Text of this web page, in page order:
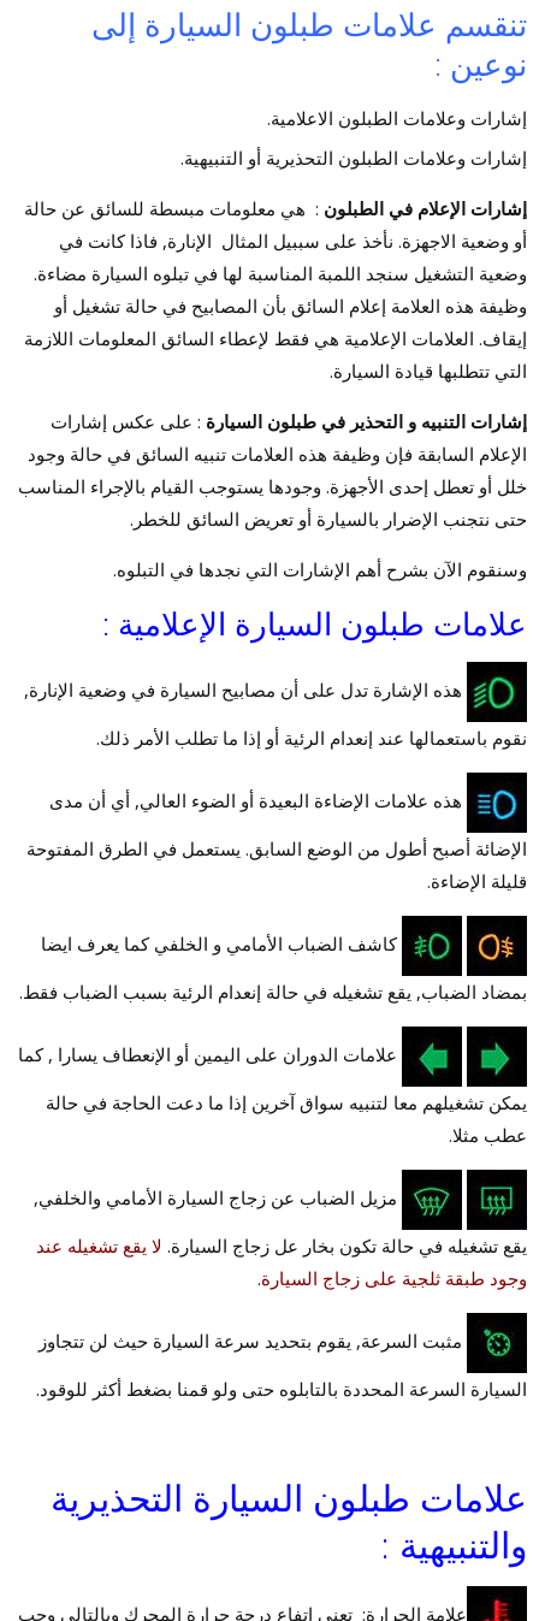
تنقسم علامات طبلون السيارة إلى
نوعين :
إشارات وعلامات الطبلون الاعلامية.
إشارات وعلامات الطبلون التحذيرية أو التنبيهية.
إشارات الإعلام في الطبلون : هي معلومات مبسطة للسائق عن حالة
أو وضعية الاجهزة. نأخذ على سببيل المثال الإنارة, فاذا كانت في
وضعية التشغيل سنجد اللمبة المناسبة لها في تبلوه السيارة مضاءة.
وظيفة هذه العلامة إعلام السائق بأن المصابيح في حالة تشغيل أو
إيقاف. العلامات الإعلامية هي فقط لإعطاء السائق المعلومات اللازمة
التي تتطلبها قيادة السيارة.
إشارات التنبيه و التحذير في طبلون السيارة : على عكس إشارات
الإعلام السابقة فإن وظيفة هذه العلامات تنبيه السائق في حالة وجود
خلل أو تعطل إحدى الأجهزة. وجودها يستوجب القيام بالإجراء المناسب
حتى نتجنب الإضرار بالسيارة أو تعريض السائق للخطر.
وسنقوم الآن بشرح أهم الإشارات التي نجدها في التبلوه.
علامات طبلون السيارة الإعلامية :
هذه الإشارة تدل على أن مصابيح السيارة في وضعية الإنارة,
نقوم باستعمالها عند إنعدام الرئية أو إذا ما تطلب الأمر ذلك.
هذه علامات الإضاءة البعيدة أو الضوء العالي, أي أن مدى
الإضائة أصبح أطول من الوضع السابق. يستعمل في الطرق المفتوحة
قليلة الإضاءة.
كاشف الضباب الأمامي و الخلفي كما يعرف ايضا
بمضاد الضباب, يقع تشغيله في حالة إنعدام الرئية بسبب الضباب فقط.
علامات الدوران على اليمين أو الإنعطاف يسارا , كما
يمكن تشغيلهم معا لتنبيه سواق آخرين إذا ما دعت الحاجة في حالة
عطب مثلا.
مزيل الضباب عن زجاج السيارة الأمامي والخلفي,
يقع تشغيله في حالة تكون بخار عل زجاج السيارة. لا يقع تشغيله عند
وجود طبقة ثلجية على زجاج السيارة.
مثبت السرعة, يقوم بتحديد سرعة السيارة حيث لن تتجاوز
السيارة السرعة المحددة بالتابلوه حتى ولو قمنا بضغط أكثر للوقود.
علامات طبلون السيارة التحذيرية
والتنبيهية :
علامة الحرارة: تعني إتفاع درجة حرارة المحرك وبالتالي وجب